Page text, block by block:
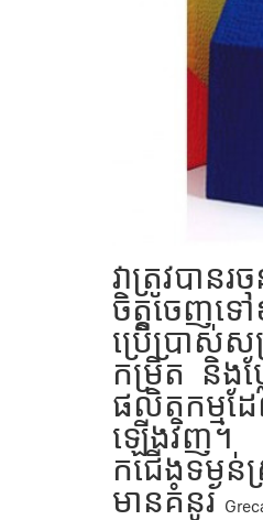
វាត្រូវបា
ចិត្តចេញទ
ប្រើប្រាស់
កម្រិត និងប្
ផលិតកម្មដ
ឡើងវិញ
កជើងទម្ង
មានគំនូរ